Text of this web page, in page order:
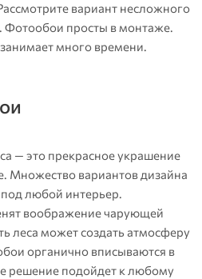
вариант несложного
Фотообои просты в монтаже.
много времени.
— это прекрасное украшение
Множество вариантов дизайна
любой интерьер.
воображение чарующей
леса может создать атмосферу
органично вписываются в
решение подойдет к любому